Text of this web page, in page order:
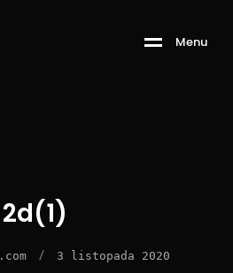
Menu
2d(1)
/ 3 listopada 2020